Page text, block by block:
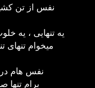
نفس از تن
یه تنهایی ، یه
میخوام تنهای
نفس هام در
برام تنها